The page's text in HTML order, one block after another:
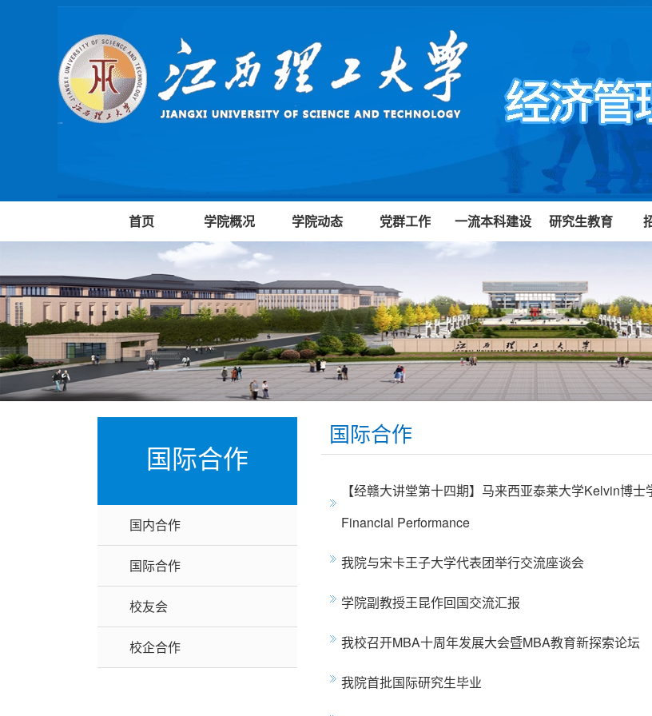
首页 学院概况 学院动态 党群工作 一流本科建设 研究生教育
国际合作
国内合作
国际合作
校友会
校企合作
国际合作
【经赣大讲堂第十四期】马来西亚泰莱大学Kelvin博
Financial Performance
我院与宋卡王子大学代表团举行交流座谈会
学院副教授王昆作回国交流汇报
我校召开MBA十周年发展大会暨MBA教育新探索论坛
我院首批国际研究生毕业